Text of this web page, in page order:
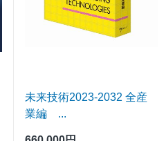
未来技術2023-2032 全産
業編 ...